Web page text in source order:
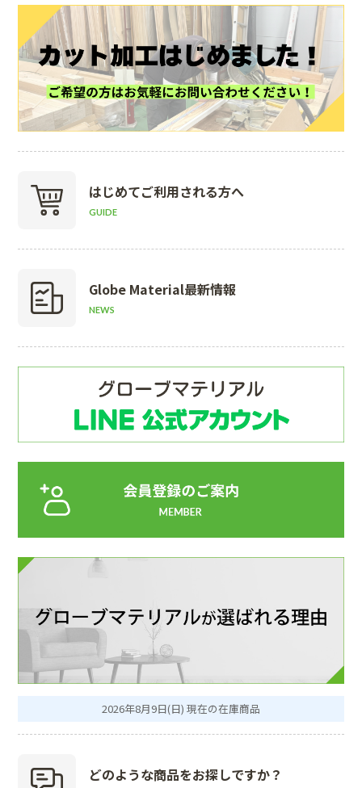
はじめてご利用される方へ
GUIDE
Globe Material最新情報
NEWS
2026年8月9日(日) 現在の在庫商品
どのような商品をお探しですか？